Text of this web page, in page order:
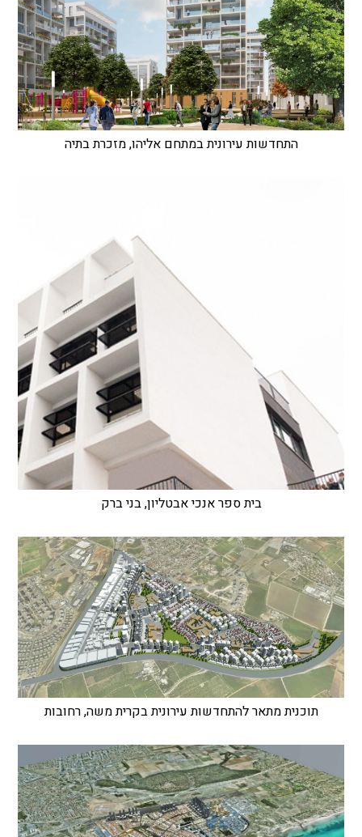
התחדשות עירונית במתחם אליהו, מזכרת בתיה
בית ספר אנכי אבטליון, בני ברק
תוכנית מתאר להתחדשות עירונית בקרית משה, רחובות